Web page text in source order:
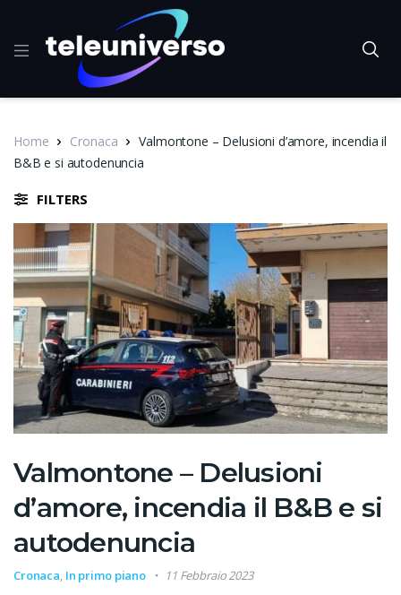
Home Cronaca
Valmontone – Delusioni d’amore, incendia il
B&B e si autodenuncia
FILTERS
Valmontone – Delusioni
d’amore, incendia il B&B e si
autodenuncia
Cronaca, In primo piano 11 Febbraio 2023